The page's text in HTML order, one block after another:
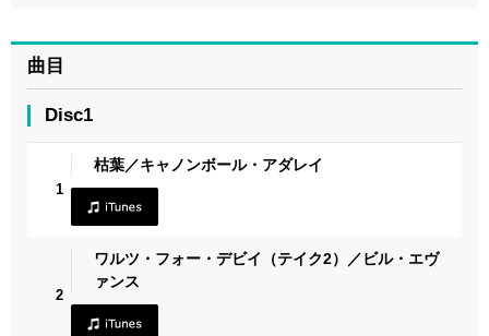
曲目
Disc1
1
枯葉／キャノンボール・アダレイ
2
ワルツ・フォー・デビイ（テイク2）／ビル・エヴ
ァンス